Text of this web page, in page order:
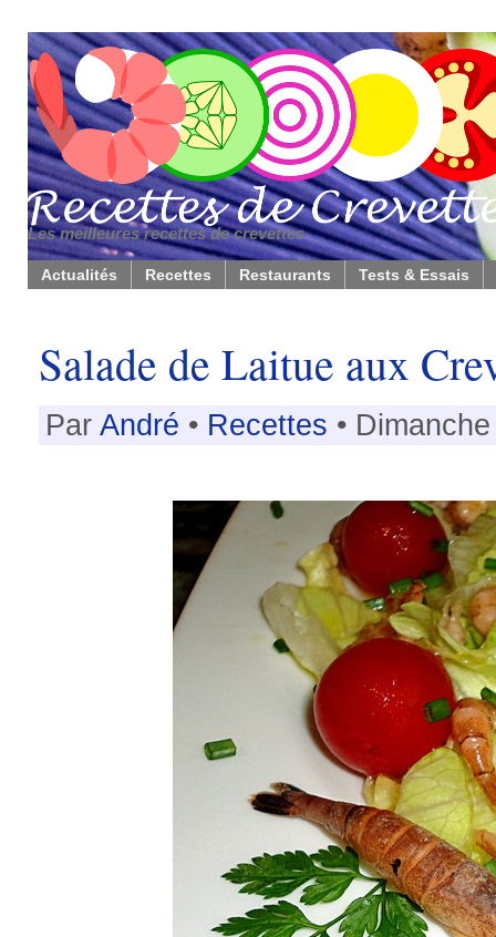
Les meilleures recettes de crevettes
Actualités Recettes Restaurants Tests & Essais
Salade de Laitue aux
Par André • Recettes •